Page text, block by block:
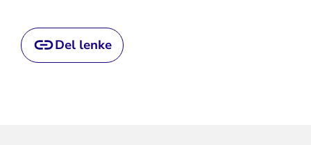
Del lenke